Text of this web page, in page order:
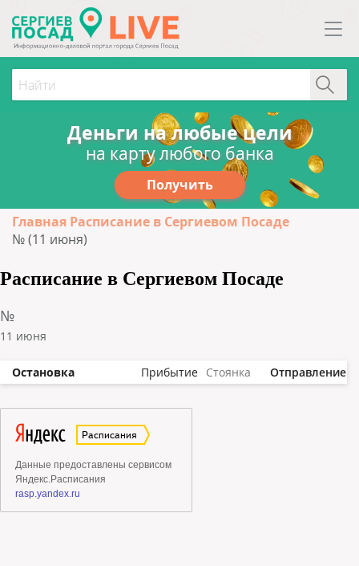
Деньги на любые цели
на карту любого банка
Получить
Главная Расписание в Сергиевом Посаде
№ (11 июня)
Расписание в Сергиевом Посаде
№
11 июня
Остановка Прибытие Стоянка Отправление